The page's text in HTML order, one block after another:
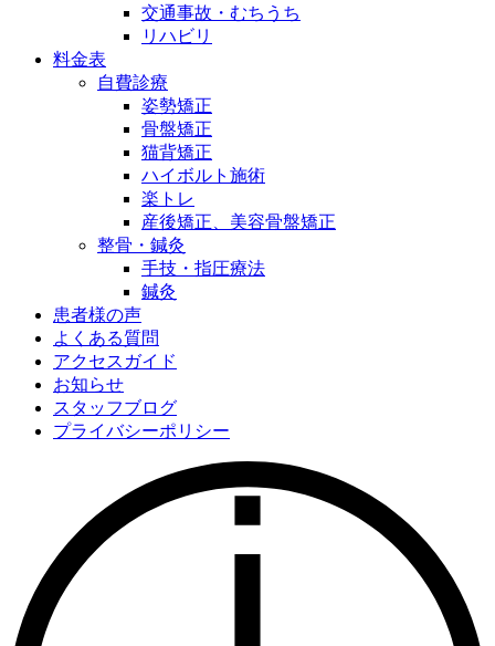
交通事故・むちうち
リハビリ
料金表
自費診療
姿勢矯正
骨盤矯正
猫背矯正
ハイボルト施術
楽トレ
産後矯正、美容骨盤矯正
整骨・鍼灸
手技・指圧療法
鍼灸
患者様の声
よくある質問
アクセスガイド
お知らせ
スタッフブログ
プライバシーポリシー